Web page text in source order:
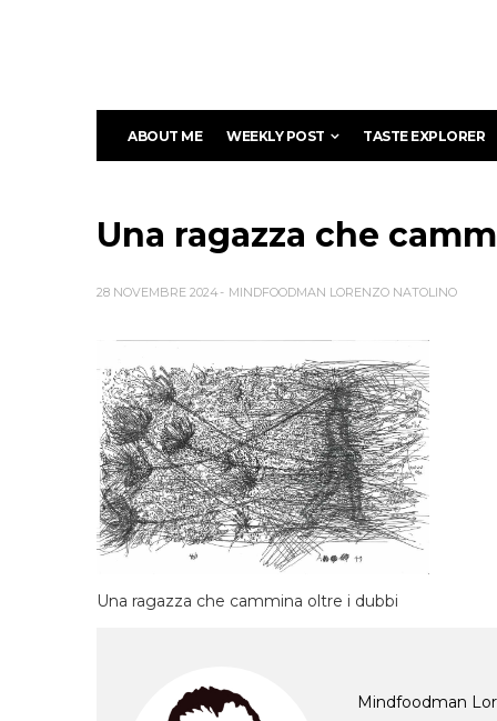
ABOUT ME WEEKLY POST TASTE EXPLORER
Una ragazza che
28 NOVEMBRE 2024 MINDFOODMAN LORENZO NATOLINO
Una ragazza che cammina oltre i dubbi
Mindfoodman